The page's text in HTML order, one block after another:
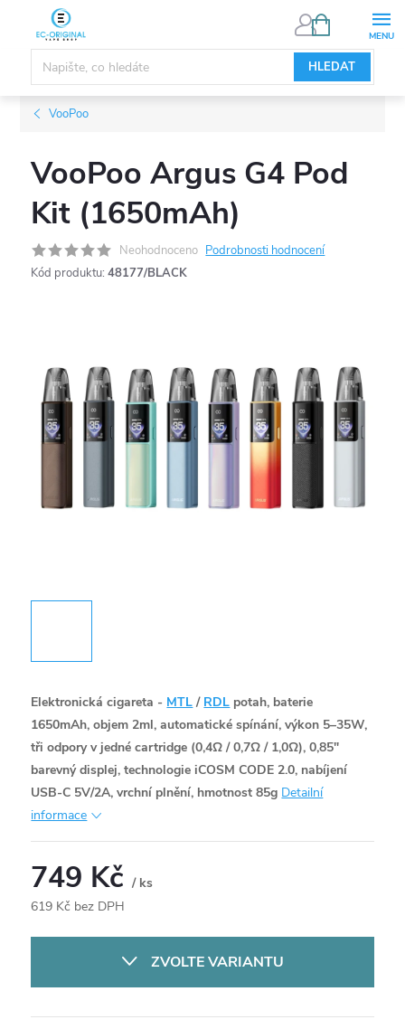
obsah
HLEDAT
NÁKUPNÍ
VooPoo
VooPoo Argus G4 Pod
Kit (1650mAh)
Neohodnoceno Podrobnosti hodnocení
Kód produktu: 48177/BLACK
Elektronická cigareta - MTL / RDL potah, baterie
1650mAh, objem 2ml, automatické spínání, výkon 5–35W,
tři odpory v jedné cartridge (0,4Ω / 0,7Ω / 1,0Ω), 0,85"
barevný displej, technologie iCOSM CODE 2.0, nabíjení
USB-C 5V/2A, vrchní plnění, hmotnost 85g Detailní
informace
749 Kč/ ks
619 Kč bez DPH
ZVOLTE VARIANTU